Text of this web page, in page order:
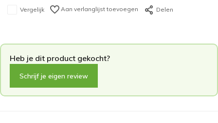
Vergelijk Aan verlanglijst toevoegen Delen
Schrijf je eigen review